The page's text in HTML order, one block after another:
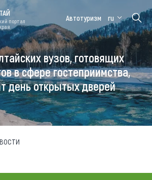
Цветение
Медицинский
форум
Алтайская
зимовка
портал
Автотуризм ru
вузов, готовящих
в сфере гостеприимства,
день открытых дверей